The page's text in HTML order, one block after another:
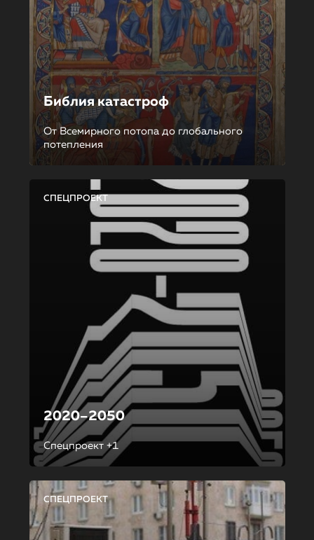
Библия катастроф
От Всемирного потопа до глобального
потепления
СПЕЦПРОЕКТ
2020–2050
Спецпроект +1
СПЕЦПРОЕКТ